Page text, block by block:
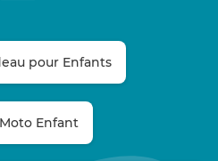
pour Enfants
Enfant